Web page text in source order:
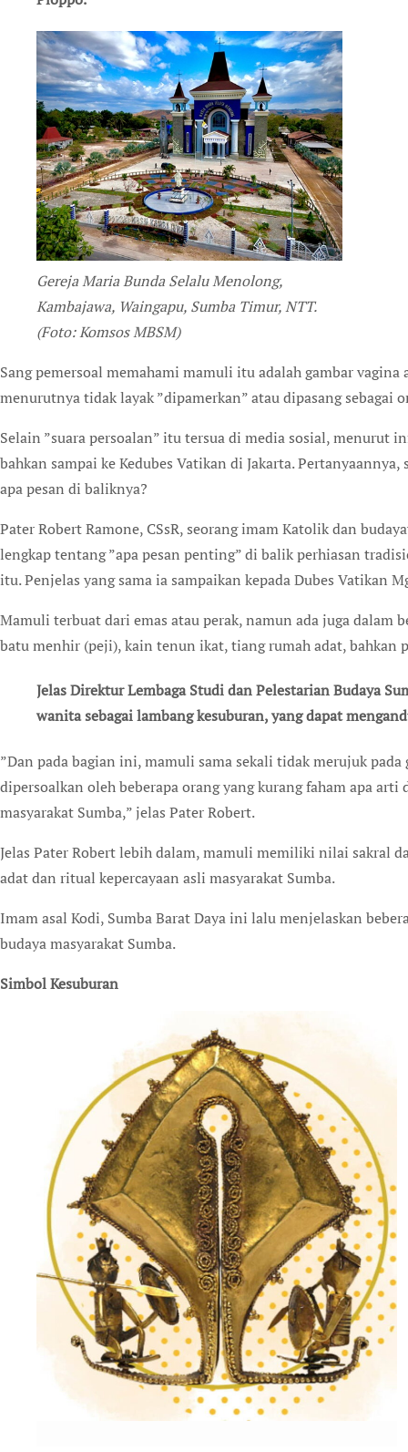
Gereja Maria Bunda Selalu Menolong,
Kambajawa, Waingapu, Sumba Timur, NTT.
(Foto: Komsos MBSM)
Sang pemersoal memahami mamuli itu adalah gambar
menurutnya tidak layak ”dipamerkan” atau dipasang sebagai
Selain ”suara persoalan” itu tersua di media sosial, menurut
bahkan sampai ke Kedubes Vatikan di Jakarta.
apa pesan di baliknya?
Pater Robert Ramone, CSsR, seorang imam Katolik dan
lengkap tentang ”apa pesan penting” di balik perhiasan
itu. Penjelas yang sama ia sampaikan kepada Dubes Vatikan
Mamuli terbuat dari emas atau perak, namun ada juga dalam
batu menhir (peji), kain tenun ikat, tiang rumah adat, bahkan
Jelas Direktur Lembaga Studi dan Pelestarian Budaya
wanita sebagai lambang kesuburan, yang dapat
”Dan pada bagian ini, mamuli sama sekali tidak merujuk
dipersoalkan oleh beberapa orang yang kurang faham apa
masyarakat Sumba,” jelas Pater Robert.
Jelas Pater Robert lebih dalam, mamuli memiliki nilai sakral
adat dan ritual kepercayaan asli masyarakat Sumba.
Imam asal Kodi, Sumba Barat Daya ini lalu menjelaskan
budaya masyarakat Sumba.
Simbol Kesuburan